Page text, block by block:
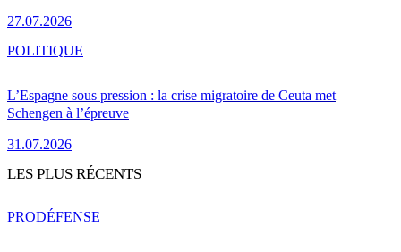
27.07.2026
L’Espagne sous pression : la crise migratoire de Ceuta met
Schengen à l’épreuve
31.07.2026
POLITIQUE
LES PLUS RÉCENTS
PRODÉFENSE